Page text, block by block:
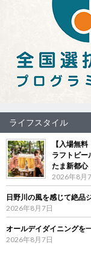
ライフスタイル
【入場無
ラフトビー
たま新都心
2026年8月
日野川の風を感じて絶
2026年8月7日
オールデイダイニングを
2026年8月7日